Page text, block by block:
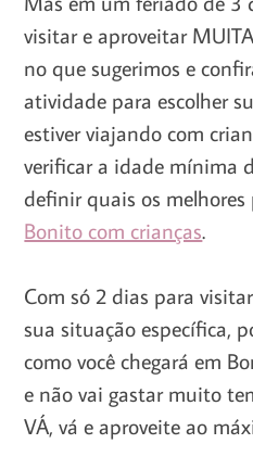
visitar e aproveitar
no que sugerimos e
atividade para escolher
estiver viajando com
verificar a idade mínima
definir quais os melhores
Bonito com crianças.
Com só 2 dias para
sua situação específica,
como você chegará em
e não vai gastar muito
VÁ, vá e aproveite ao